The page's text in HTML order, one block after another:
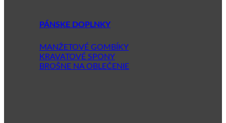
PÁNSKE DOPLNKY
MANŽETOVÉ GOMBÍKY
KRAVATOVÉ SPONY
BROŠNE NA OBLEČENIE